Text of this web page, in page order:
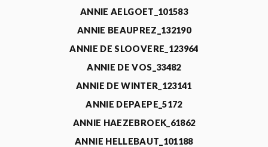
ANNIE AELGOET_101583
ANNIE BEAUPREZ_132190
ANNIE DE SLOOVERE_123964
ANNIE DE VOS_33482
ANNIE DE WINTER_123141
ANNIE DEPAEPE_5172
ANNIE HAEZEBROEK_61862
ANNIE HELLEBAUT_101188